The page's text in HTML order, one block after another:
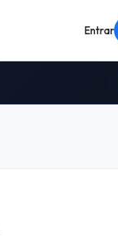
Entrar